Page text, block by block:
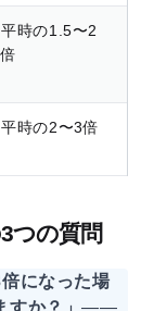
平時の1.5〜2
倍
平時の2〜3倍
つの質問
になった場
すか？」——